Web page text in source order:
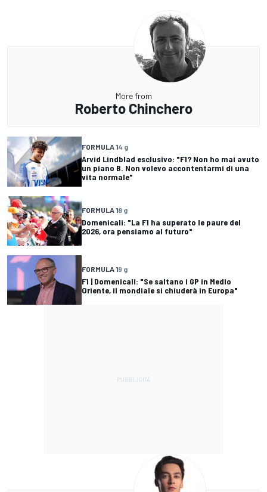
More from
Roberto Chinchero
FORMULA 14 g
Arvid Lindblad esclusivo: "F1? Non ho mai avuto
un piano B. Non volevo accontentarmi di una
vita normale"
FORMULA 18 g
Domenicali: "La F1 ha superato le paure del
2026, ora pensiamo al futuro"
FORMULA 19 g
F1 | Domenicali: "Se saltano i GP in Medio
Oriente, il mondiale si chiuderà in Europa"